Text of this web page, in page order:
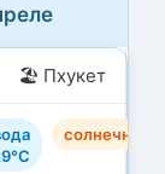
🏖️ Пхукет
солнечно